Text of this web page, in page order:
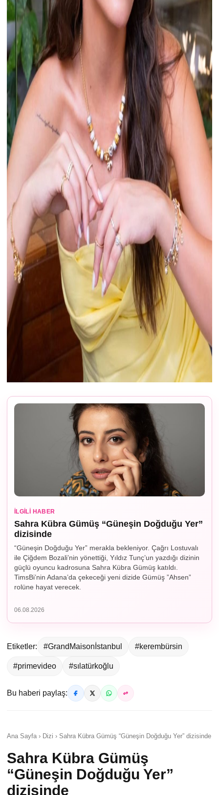
İLGILI HABER
Sahra Kübra Gümüş “Güneşin Doğduğu Yer”
dizisinde
“Güneşin Doğduğu Yer” merakla bekleniyor. Çağrı Lostuvalı
ile Çiğdem Bozali’nin yönettiği, Yıldız Tunç’un yazdığı dizinin
güçlü oyuncu kadrosuna Sahra Kübra Gümüş katıldı.
TimsBi’nin Adana’da çekeceği yeni dizide Gümüş ”Ahsen”
rolüne hayat verecek.
06.08.2026
Etiketler: #GrandMaisonİstanbul #kerembürsin
#primevideo #sılatürkoğlu
Bu haberi paylaş:
Ana Sayfa › Dizi › Sahra Kübra Gümüş “Güneşin Doğduğu Yer” dizisinde
Sahra Kübra Gümüş
“Güneşin Doğduğu Yer”
dizisinde